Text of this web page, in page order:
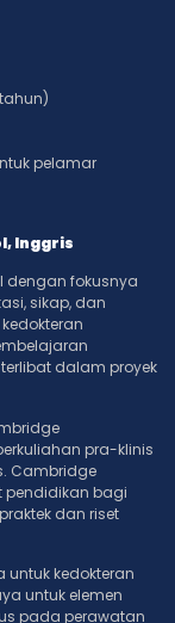
pelamar
Inggris
dengan fokusnya
sikap, dan
dalam proyek
pra-klinis
Cambridge
bagi
dan riset
kedokteran
untuk elemen
pada perawatan